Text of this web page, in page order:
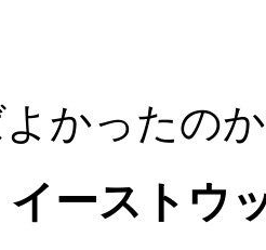
かったの
ーストウ